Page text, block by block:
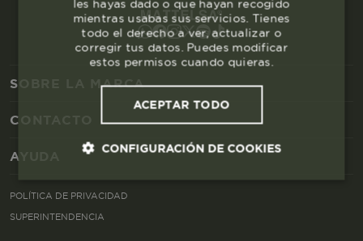
SOBRE LA MARCA
CONTACTO
AYUDA
POLÍTICA DE PRIVACIDAD
SUPERINTENDENCIA
les hayas dado o que hayan recogido
mientras usabas sus servicios. Tienes
todo el derecho a ver, actualizar o
corregir tus datos. Puedes modificar
estos permisos cuando quieras.
ACEPTAR TODO
CONFIGURACIÓN DE COOKIES
Cookies esenciales y necesarias